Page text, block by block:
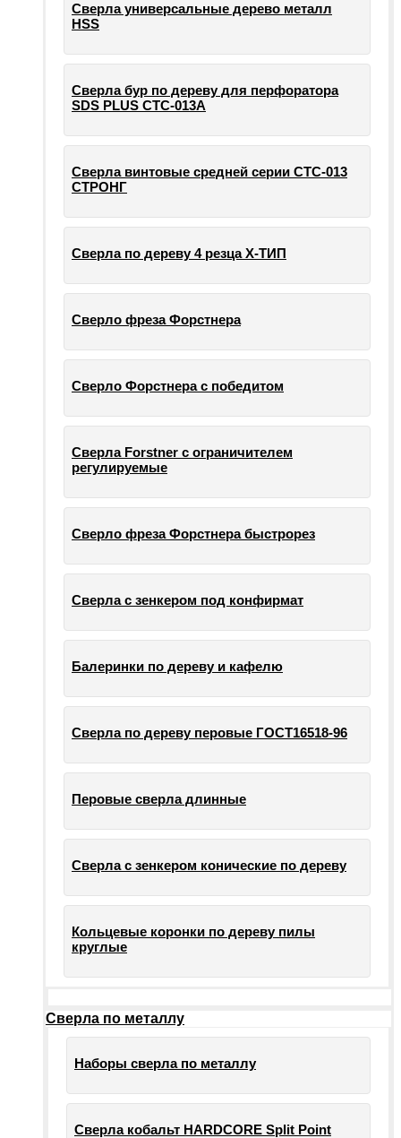
Сверла универсальные дерево металл
HSS
Cверла бур по дереву для перфоратора
SDS PLUS СТС-013А
Сверла винтовые средней серии СТС-013
СТРОНГ
Сверла по дереву 4 резца Х-ТИП
Сверло фреза Форстнера
Сверло Форстнера с победитом
Сверла Forstner с ограничителем
регулируемые
Сверло фреза Форстнера быстрорез
Сверла с зенкером под конфирмат
Балеринки по дереву и кафелю
Сверла по дереву перовые ГОСТ16518-96
Перовые сверла длинные
Сверла с зенкером конические по дереву
Кольцевые коронки по дереву пилы
круглые
Сверла по металлу
Наборы сверла по металлу
Сверла кобальт HARDCORE Split Point